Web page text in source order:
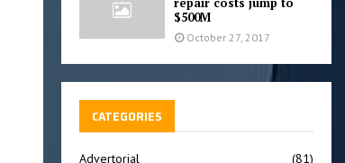
$500M
October 27, 2017
CATEGORIES
Advertorial
(81)